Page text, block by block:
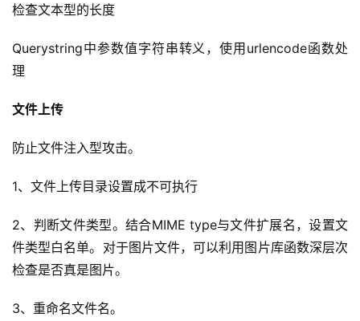
检查文本型的长度
Querystring中参数值字符串转义，使用urlencode函数处
理
文件上传
防止文件注入型攻击。
1、文件上传目录设置成不可执行
2、判断文件类型。结合MIME type与文件扩展名，设置文
件类型白名单。对于图片文件，可以利用图片库函数深层次
检查是否真是图片。
3、重命名文件名。